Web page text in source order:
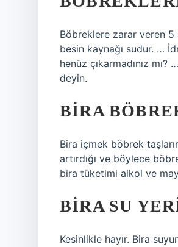
Böbreklere zarar veren 5
besin kaynağı sudur. …
henüz çıkarmadınız
deyin.
BIRA
Bira içmek böbrek
artırdığı ve böylece
bira tüketimi alkol ve
BIRA SU
Kesinlikle hayır. Bira